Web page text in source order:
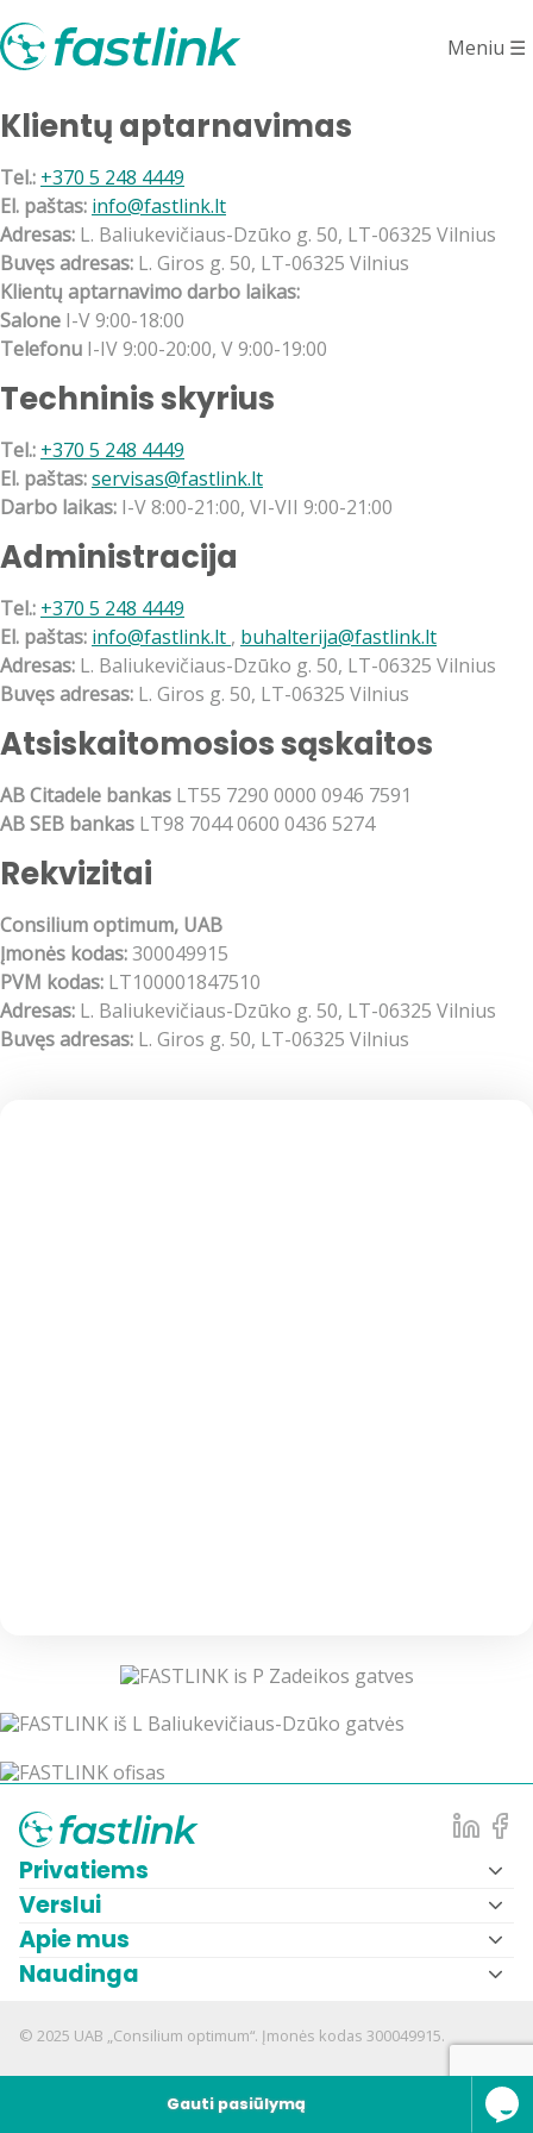
Meniu ☰
Kontaktai
Klientų aptarnavimas
Tel.: +370 5 248 4449
El. paštas: info@fastlink.lt
Adresas: L. Baliukevičiaus-Dzūko g. 50, LT-06325 Vilnius
Buvęs adresas: L. Giros g. 50, LT-06325 Vilnius
Klientų aptarnavimo darbo laikas:
Salone I-V 9:00-18:00
Telefonu I-IV 9:00-20:00, V 9:00-19:00
Techninis skyrius
Tel.: +370 5 248 4449
El. paštas:servisas@fastlink.lt
Darbo laikas: I-V 8:00-21:00, VI-VII 9:00-21:00
Administracija
Tel.: +370 5 248 4449
El. paštas: info@fastlink.lt , buhalterija@fastlink.lt
Adresas: L. Baliukevičiaus-Dzūko g. 50, LT-06325 Vilnius
Buvęs adresas: L. Giros g. 50, LT-06325 Vilnius
Atsiskaitomosios sąskaitos
AB Citadele bankas LT55 7290 0000 0946 7591
AB SEB bankas LT98 7044 0600 0436 5274
Rekvizitai
Consilium optimum, UAB
Įmonės kodas:300049915
PVM kodas: LT100001847510
Adresas: L. Baliukevičiaus-Dzūko g. 50, LT-06325 Vilnius
Buvęs adresas: L. Giros g. 50, LT-06325 Vilnius
Privatiems
Verslui
Apie mus
Naudinga
© 2025 UAB „Consilium optimum“. Įmonės kodas 300049915.
Gauti pasiūlymą